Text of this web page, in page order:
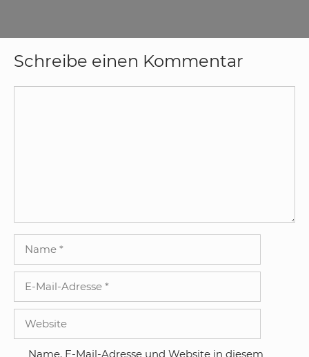
Schreibe einen Kommentar
Adresse
Name, E-Mail-Adresse und Website in diesem